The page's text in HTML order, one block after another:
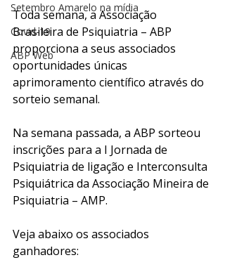
Setembro Amarelo na mídia
Covid-19
ABP Web
Toda semana, a Associação
Brasileira de Psiquiatria – ABP
proporciona a seus associados
oportunidades únicas
aprimoramento científico através do
sorteio semanal.
Na semana passada, a ABP sorteou
inscrições para a I Jornada de
Psiquiatria de ligação e Interconsulta
Psiquiátrica da Associação Mineira de
Psiquiatria – AMP.
Veja abaixo os associados
ganhadores: